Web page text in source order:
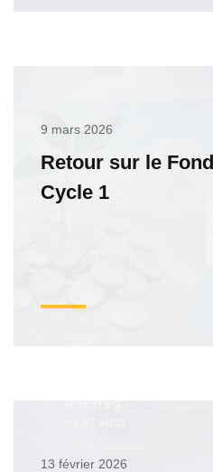
9 mars 2026
Retour sur le
Cycle 1
13 février 2026